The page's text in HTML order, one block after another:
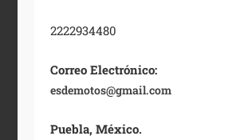
2222934480
Correo Electrónico:
esdemotos@gmail.com
Puebla, México.